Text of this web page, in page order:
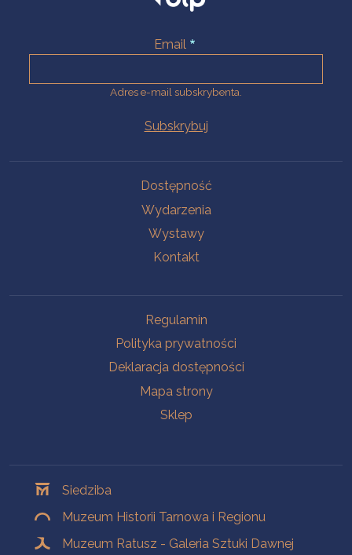
Email
Adres e-mail subskrybenta.
Dostępność
Wydarzenia
Wystawy
Kontakt
Regulamin
Polityka prywatności
Deklaracja dostępności
Mapa strony
Sklep
Siedziba
Muzeum Historii Tarnowa i Regionu
Muzeum Ratusz - Galeria Sztuki Dawnej